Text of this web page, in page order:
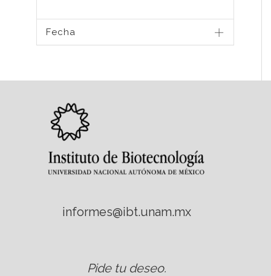
Fecha
informes@ibt.unam.mx
Pide tu deseo.